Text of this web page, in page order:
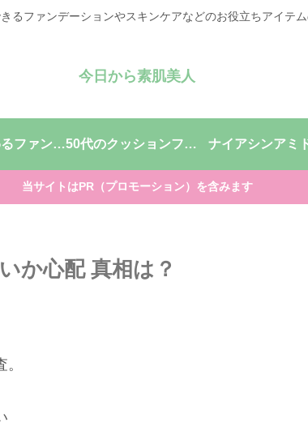
るファンデーションやスキンケアなどのお役立ちアイテ
今日から素肌美人
自分色に変わるファンデーション 50代のクッションファンデーション
当サイトはPR（プロモーション）を含みます
か心配 真相は？